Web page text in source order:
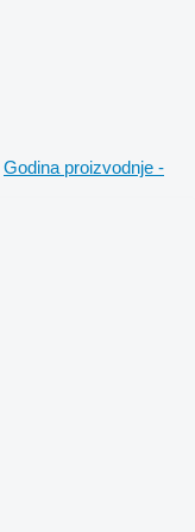
Godina proizvodnje -